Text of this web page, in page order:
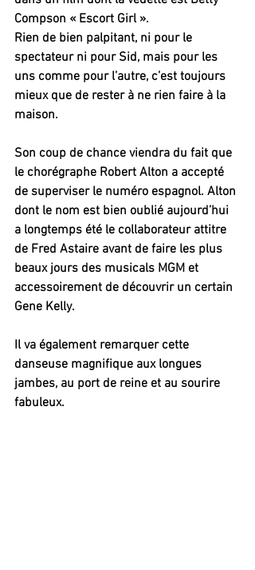
Compson « Escort Girl ».
Rien de bien palpitant, ni pour le
spectateur ni pour Sid, mais pour les
uns comme pour l’autre, c’est toujours
mieux que de rester à ne rien faire à la
maison.
Son coup de chance viendra du fait que
le chorégraphe Robert Alton a accepté
de superviser le numéro espagnol. Alton
dont le nom est bien oublié aujourd’hui
a longtemps été le collaborateur attitre
de Fred Astaire avant de faire les plus
beaux jours des musicals MGM et
accessoirement de découvrir un certain
Gene Kelly.
Il va également remarquer cette
danseuse magnifique aux longues
jambes, au port de reine et au sourire
fabuleux.